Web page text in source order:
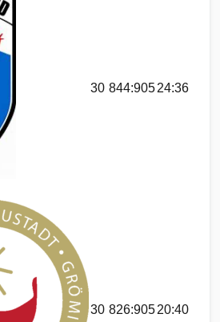
30 844:90524:36
30 826:90520:40